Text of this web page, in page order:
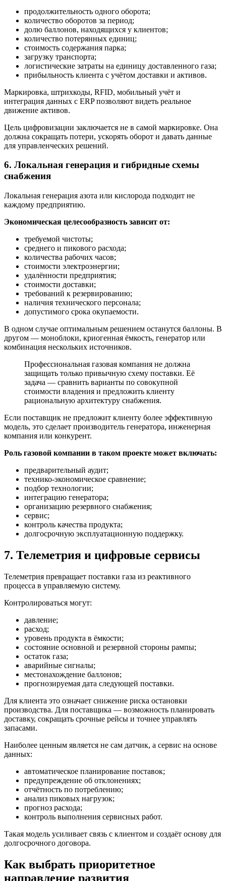
продолжительность одного оборота;
количество оборотов за период;
долю баллонов, находящихся у клиентов;
количество потерянных единиц;
стоимость содержания парка;
загрузку транспорта;
логистические затраты на единицу доставленного газа;
прибыльность клиента с учётом доставки и активов.
Маркировка, штрихкоды, RFID, мобильный учёт и
интеграция данных с ERP позволяют видеть реальное
движение активов.
Цель цифровизации заключается не в самой маркировке. Она
должна сокращать потери, ускорять оборот и давать данные
для управленческих решений.
6. Локальная генерация и гибридные схемы
снабжения
Локальная генерация азота или кислорода подходит не
каждому предприятию.
Экономическая целесообразность зависит от:
требуемой чистоты;
среднего и пикового расхода;
количества рабочих часов;
стоимости электроэнергии;
удалённости предприятия;
стоимости доставки;
требований к резервированию;
наличия технического персонала;
допустимого срока окупаемости.
В одном случае оптимальным решением останутся баллоны. В
другом — моноблоки, криогенная ёмкость, генератор или
комбинация нескольких источников.
Профессиональная газовая компания не должна
защищать только привычную схему поставки. Её
задача — сравнить варианты по совокупной
стоимости владения и предложить клиенту
рациональную архитектуру снабжения.
Если поставщик не предложит клиенту более эффективную
модель, это сделает производитель генератора, инженерная
компания или конкурент.
Роль газовой компании в таком проекте может включать:
предварительный аудит;
технико-экономическое сравнение;
подбор технологии;
интеграцию генератора;
организацию резервного снабжения;
сервис;
контроль качества продукта;
долгосрочную эксплуатационную поддержку.
7. Телеметрия и цифровые сервисы
Телеметрия превращает поставки газа из реактивного
процесса в управляемую систему.
Контролироваться могут:
давление;
расход;
уровень продукта в ёмкости;
состояние основной и резервной стороны рампы;
остаток газа;
аварийные сигналы;
местонахождение баллонов;
прогнозируемая дата следующей поставки.
Для клиента это означает снижение риска остановки
производства. Для поставщика — возможность планировать
доставку, сокращать срочные рейсы и точнее управлять
запасами.
Наиболее ценным является не сам датчик, а сервис на основе
данных:
автоматическое планирование поставок;
предупреждение об отклонениях;
отчётность по потреблению;
анализ пиковых нагрузок;
прогноз расхода;
контроль выполнения сервисных работ.
Такая модель усиливает связь с клиентом и создаёт основу для
долгосрочного договора.
Как выбрать приоритетное
направление развития